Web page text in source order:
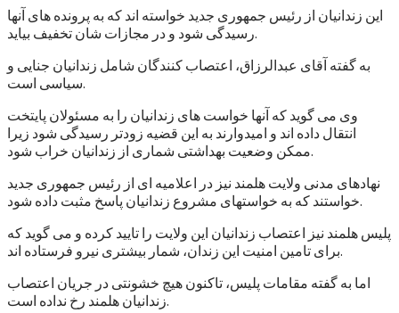
این زندانیان از رئیس جمهوری جدید خواسته اند که به پرونده های آنها
رسیدگی شود و در مجازات شان تخفیف بیاید.
به گفته آقای عبدالرزاق، اعتصاب کنندگان شامل زندانیان جنایی و
سیاسی است.
وی می گوید که آنها خواست های زندانیان را به مسئولان پایتخت
انتقال داده اند و امیدوارند به این قضیه زودتر رسیدگی شود زیرا
ممکن وضعیت بهداشتی شماری از زندانیان خراب شود.
نهادهای مدنی ولایت هلمند نیز در اعلامیه ای از رئیس جمهوری جدید
خواستند که به خواستهای مشروع زندانیان پاسخ مثبت داده شود.
پلیس هلمند نیز اعتصاب زندانیان این ولایت را تایید کرده و می گوید که
برای تامین امنیت این زندان، شمار بیشتری نیرو فرستاده اند.
اما به گفته مقامات پلیس، تاکنون هیچ خشونتی در جریان اعتصاب
زندانیان هلمند رخ نداده است.